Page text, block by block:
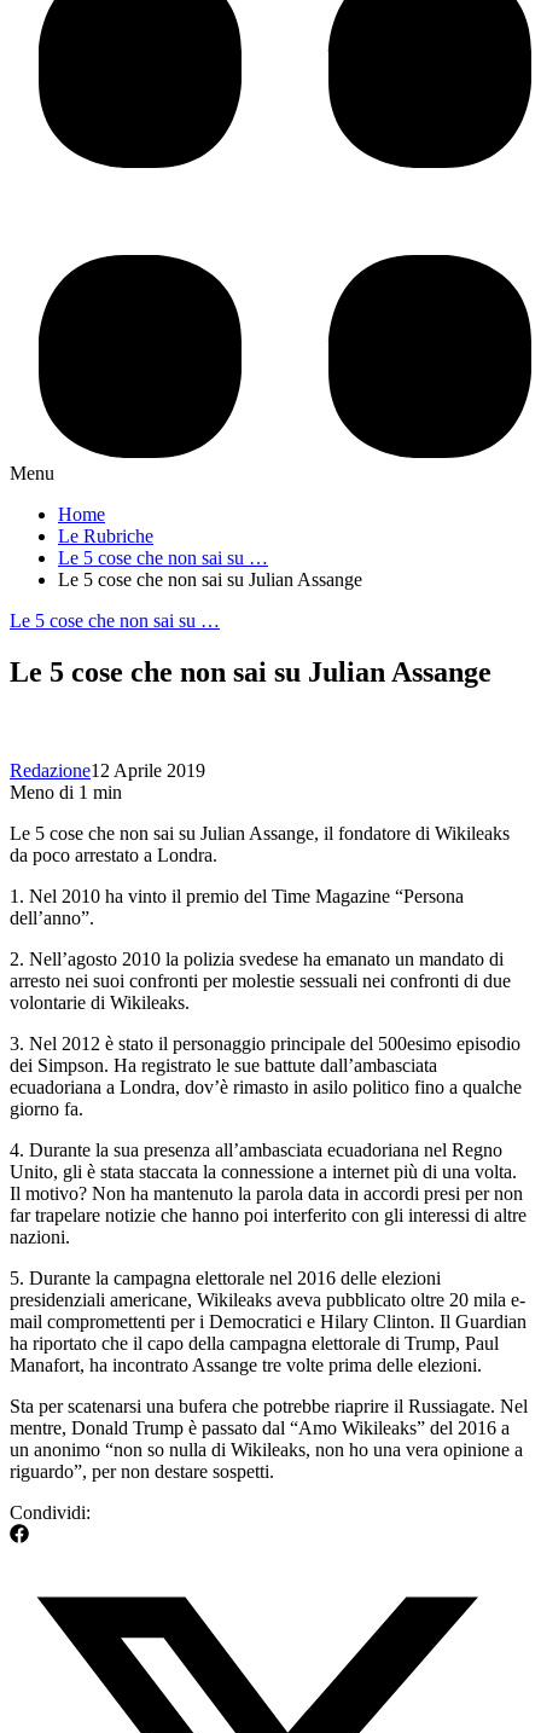
Menu
Home
Le Rubriche
Le 5 cose che non sai su …
Le 5 cose che non sai su Julian Assange
Le 5 cose che non sai su …
Le 5 cose che non sai su Julian Assange
Redazione12 Aprile 2019
Meno di 1 min
Le 5 cose che non sai su Julian Assange, il fondatore di Wikileaks
da poco arrestato a Londra.
1. Nel 2010 ha vinto il premio del Time Magazine “Persona
dell’anno”.
2. Nell’agosto 2010 la polizia svedese ha emanato un mandato di
arresto nei suoi confronti per molestie sessuali nei confronti di due
volontarie di Wikileaks.
3. Nel 2012 è stato il personaggio principale del 500esimo episodio
dei Simpson. Ha registrato le sue battute dall’ambasciata
ecuadoriana a Londra, dov’è rimasto in asilo politico fino a qualche
giorno fa.
4. Durante la sua presenza all’ambasciata ecuadoriana nel Regno
Unito, gli è stata staccata la connessione a internet più di una volta.
Il motivo? Non ha mantenuto la parola data in accordi presi per non
far trapelare notizie che hanno poi interferito con gli interessi di altre
nazioni.
5. Durante la campagna elettorale nel 2016 delle elezioni
presidenziali americane, Wikileaks aveva pubblicato oltre 20 mila e-
mail compromettenti per i Democratici e Hilary Clinton. Il Guardian
ha riportato che il capo della campagna elettorale di Trump, Paul
Manafort, ha incontrato Assange tre volte prima delle elezioni.
Sta per scatenarsi una bufera che potrebbe riaprire il Russiagate. Nel
mentre, Donald Trump è passato dal “Amo Wikileaks” del 2016 a
un anonimo “non so nulla di Wikileaks, non ho una vera opinione a
riguardo”, per non destare sospetti.
Condividi: